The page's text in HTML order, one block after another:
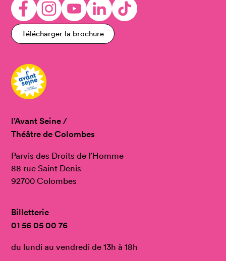
Télécharger la brochure
l’Avant Seine /
Théâtre de Colombes
Parvis des Droits de l’Homme
88 rue Saint Denis
92700 Colombes
Billetterie
01 56 05 00 76
du lundi au vendredi de 13h à 18h